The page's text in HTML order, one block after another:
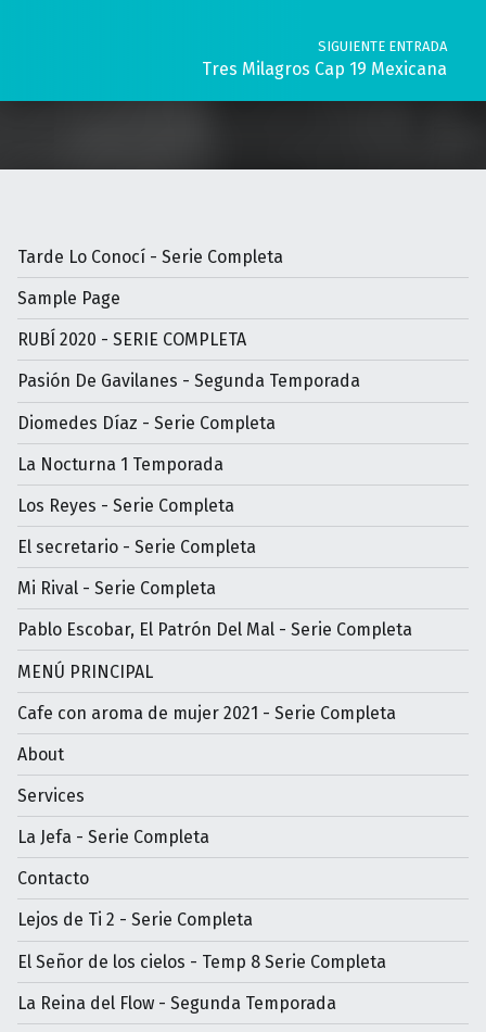
SIGUIENTE ENTRADA
Tres Milagros Cap 19 Mexicana
Tarde Lo Conocí - Serie Completa
Sample Page
RUBÍ 2020 - SERIE COMPLETA
Pasión De Gavilanes - Segunda Temporada
Diomedes Díaz - Serie Completa
La Nocturna 1 Temporada
Los Reyes - Serie Completa
El secretario - Serie Completa
Mi Rival - Serie Completa
Pablo Escobar, El Patrón Del Mal - Serie Completa
MENÚ PRINCIPAL
Cafe con aroma de mujer 2021 - Serie Completa
About
Services
La Jefa - Serie Completa
Contacto
Lejos de Ti 2 - Serie Completa
El Señor de los cielos - Temp 8 Serie Completa
La Reina del Flow - Segunda Temporada